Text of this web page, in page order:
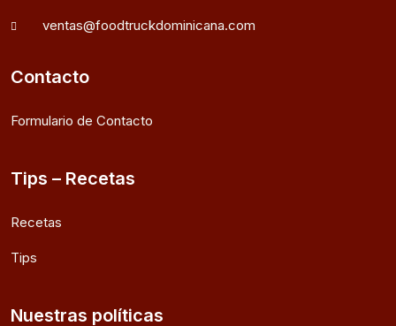
ventas@foodtruckdominicana.com
Contacto
Formulario de Contacto
Tips – Recetas
Recetas
Tips
Nuestras políticas